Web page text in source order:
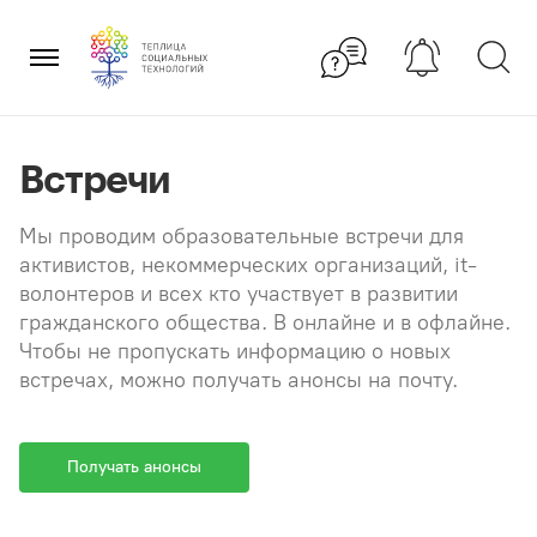
содержанию
×
Встречи
Мы проводим образовательные встречи для
активистов, некоммерческих организаций, it-
волонтеров и всех кто участвует в развитии
гражданского общества. В онлайне и в офлайне.
Чтобы не пропускать информацию о новых
встречах, можно получать анонсы на почту.
Получать анонсы